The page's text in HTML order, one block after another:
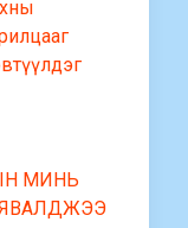
МИНЬ